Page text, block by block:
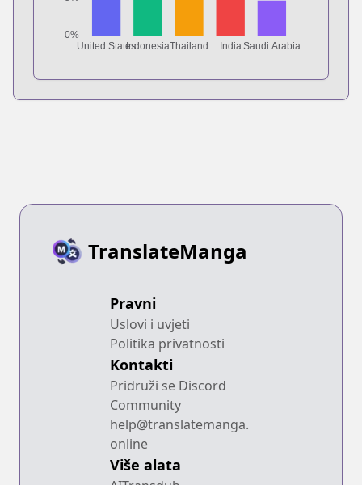
TranslateManga
Pravni
Uslovi i uvjeti
Politika privatnosti
Kontakti
Pridruži se Discord
Community
help@translatemanga.
online
Više alata